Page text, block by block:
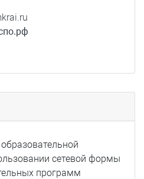
сетевой формы
программ